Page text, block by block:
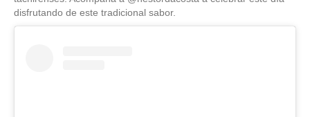
disfrutando de este tradicional sabor.